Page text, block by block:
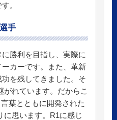
。
手
勝利を目指し、実際に
カーです。また、革新
を残してきました。そ
がれています。だからこ
葉とともに開発された
に思います。R1に感じ